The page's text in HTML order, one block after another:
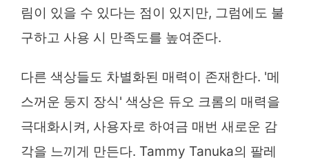
림이 있을 수 있다는 점이 있지만, 그럼에도 불
구하고 사용 시 만족도를 높여준다.
다른 색상들도 차별화된 매력이 존재한다. '메
스꺼운 둥지 장식' 색상은 듀오 크롬의 매력을
극대화시켜, 사용자로 하여금 매번 새로운 감
각을 느끼게 만든다. Tammy Tanuka의 팔레